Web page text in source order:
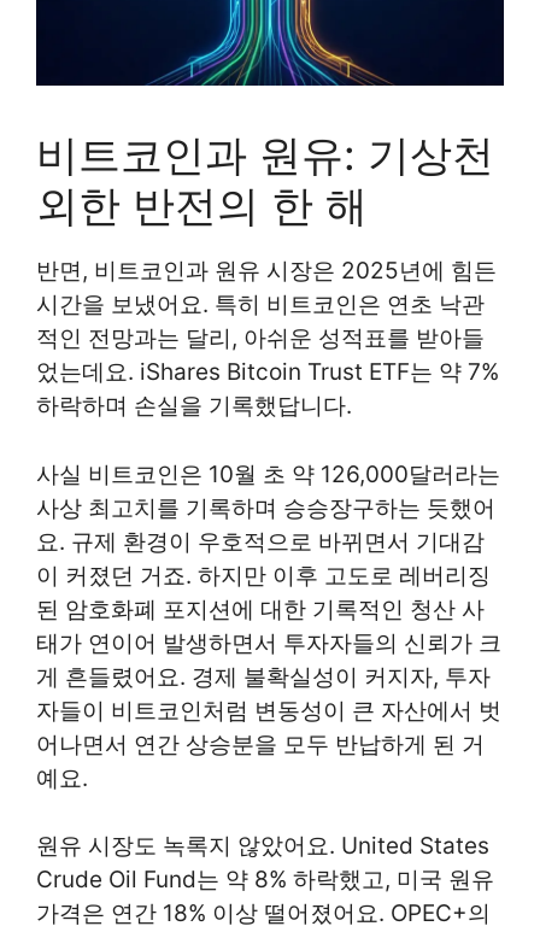
비트코인과 원유: 기상천
외한 반전의 한 해
반면, 비트코인과 원유 시장은 2025년에 힘든
시간을 보냈어요. 특히 비트코인은 연초 낙관
적인 전망과는 달리, 아쉬운 성적표를 받아들
었는데요. iShares Bitcoin Trust ETF는 약 7%
하락하며 손실을 기록했답니다.
사실 비트코인은 10월 초 약 126,000달러라는
사상 최고치를 기록하며 승승장구하는 듯했어
요. 규제 환경이 우호적으로 바뀌면서 기대감
이 커졌던 거죠. 하지만 이후 고도로 레버리징
된 암호화폐 포지션에 대한 기록적인 청산 사
태가 연이어 발생하면서 투자자들의 신뢰가 크
게 흔들렸어요. 경제 불확실성이 커지자, 투자
자들이 비트코인처럼 변동성이 큰 자산에서 벗
어나면서 연간 상승분을 모두 반납하게 된 거
예요.
원유 시장도 녹록지 않았어요. United States
Crude Oil Fund는 약 8% 하락했고, 미국 원유
가격은 연간 18% 이상 떨어졌어요. OPEC+의